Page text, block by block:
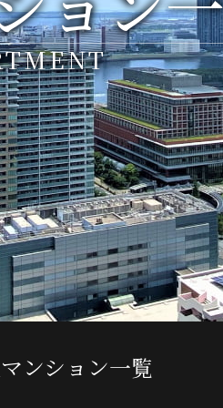
ンション一覧